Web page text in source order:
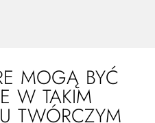
MOGĄ BYĆ
W TAKIM
TWÓRCZYM